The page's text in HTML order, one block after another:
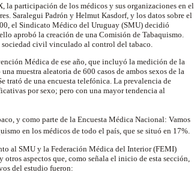
la participación de los médicos y sus organizaciones en el
Saralegui Padrón y Helmut Kasdorf, y los datos sobre el
el Sindicato Médico del Uruguay (SMU) decidió
aprobó la creación de una Comisión de Tabaquismo.
civil vinculado al control del tabaco.
Médica de ese año, que incluyó la medición de la
muestra aleatoria de 600 casos de ambos sexos de la
trató de una encuesta telefónica. La prevalencia de
por sexo; pero con una mayor tendencia al
y como parte de la Encuesta Médica Nacional: Vamos
en los médicos de todo el país, que se situó en 17%.
al SMU y la Federación Médica del Interior (FEMI)
aspectos que, como señala el inicio de esta sección,
del estudio fueron: